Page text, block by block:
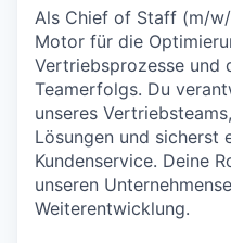
Als Chief of Staff (m/
Motor für die
Vertriebsprozesse und
Teamerfolgs. Du
unseres
Lösungen und sicherst
Kundenservice. Deine
unseren
Weiterentwicklung.